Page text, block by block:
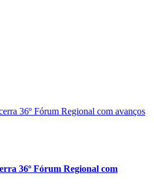
36º Fórum Regional com